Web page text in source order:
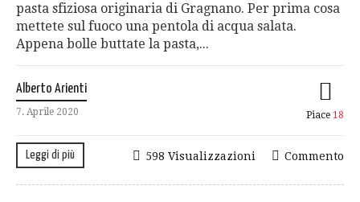
pasta sfiziosa originaria di Gragnano. Per prima cosa
mettete sul fuoco una pentola di acqua salata.
Appena bolle buttate la pasta,...
Alberto Arienti
7. Aprile 2020 Piace 18
Leggi di più Commento
598 Visualizzazioni